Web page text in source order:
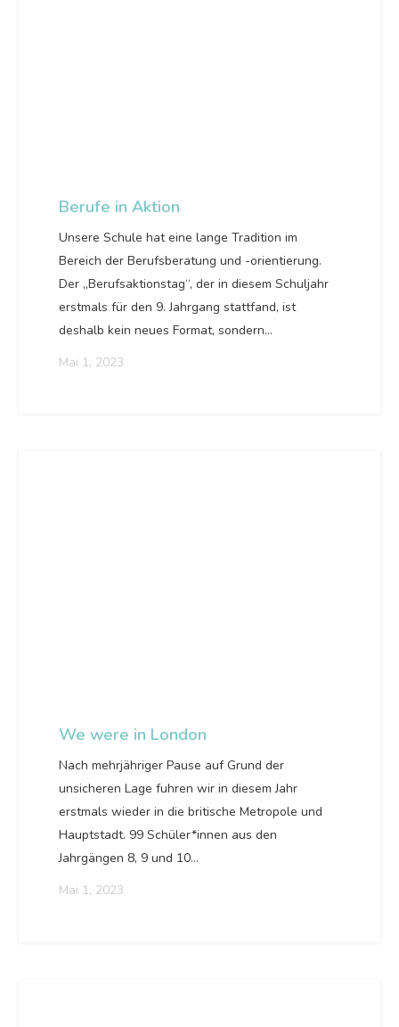
Berufe in Aktion
Unsere Schule hat eine lange Tradition im
Bereich der Berufsberatung und -orientierung.
Der „Berufsaktionstag“, der in diesem Schuljahr
erstmals für den 9. Jahrgang stattfand, ist
deshalb kein neues Format, sondern…
Mai 1, 2023
We were in London
Nach mehrjähriger Pause auf Grund der
unsicheren Lage fuhren wir in diesem Jahr
erstmals wieder in die britische Metropole und
Hauptstadt. 99 Schüler*innen aus den
Jahrgängen 8, 9 und 10…
Mai 1, 2023